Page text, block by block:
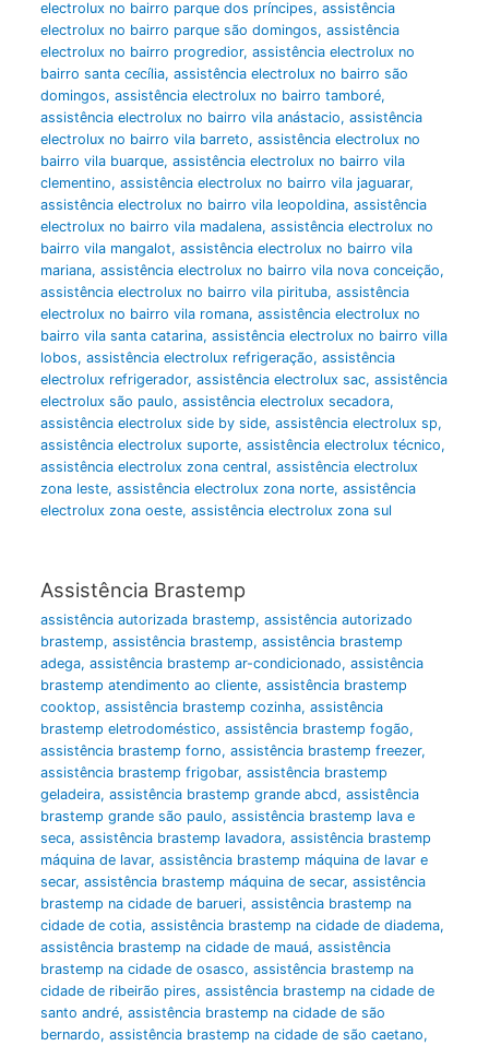
electrolux no bairro parque dos príncipes, assistência
electrolux no bairro parque são domingos, assistência
electrolux no bairro progredior, assistência electrolux no
bairro santa cecília, assistência electrolux no bairro são
domingos, assistência electrolux no bairro tamboré,
assistência electrolux no bairro vila anástacio, assistência
electrolux no bairro vila barreto, assistência electrolux no
bairro vila buarque, assistência electrolux no bairro vila
clementino, assistência electrolux no bairro vila jaguarar,
assistência electrolux no bairro vila leopoldina, assistência
electrolux no bairro vila madalena, assistência electrolux no
bairro vila mangalot, assistência electrolux no bairro vila
mariana, assistência electrolux no bairro vila nova conceição,
assistência electrolux no bairro vila pirituba, assistência
electrolux no bairro vila romana, assistência electrolux no
bairro vila santa catarina, assistência electrolux no bairro villa
lobos, assistência electrolux refrigeração, assistência
electrolux refrigerador, assistência electrolux sac, assistência
electrolux são paulo, assistência electrolux secadora,
assistência electrolux side by side, assistência electrolux sp,
assistência electrolux suporte, assistência electrolux técnico,
assistência electrolux zona central, assistência electrolux
zona leste, assistência electrolux zona norte, assistência
electrolux zona oeste, assistência electrolux zona sul
Assistência Brastemp
assistência autorizada brastemp, assistência autorizado
brastemp, assistência brastemp, assistência brastemp
adega, assistência brastemp ar-condicionado, assistência
brastemp atendimento ao cliente, assistência brastemp
cooktop, assistência brastemp cozinha, assistência
brastemp eletrodoméstico, assistência brastemp fogão,
assistência brastemp forno, assistência brastemp freezer,
assistência brastemp frigobar, assistência brastemp
geladeira, assistência brastemp grande abcd, assistência
brastemp grande são paulo, assistência brastemp lava e
seca, assistência brastemp lavadora, assistência brastemp
máquina de lavar, assistência brastemp máquina de lavar e
secar, assistência brastemp máquina de secar, assistência
brastemp na cidade de barueri, assistência brastemp na
cidade de cotia, assistência brastemp na cidade de diadema,
assistência brastemp na cidade de mauá, assistência
brastemp na cidade de osasco, assistência brastemp na
cidade de ribeirão pires, assistência brastemp na cidade de
santo andré, assistência brastemp na cidade de são
bernardo, assistência brastemp na cidade de são caetano,